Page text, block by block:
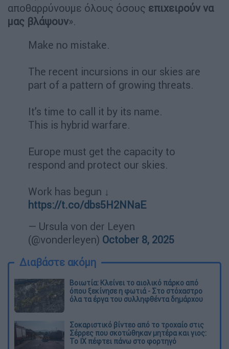
αποθαρρύνουμε όλους όσους επιχειρούν να
μας βλάψουν».
Make no mistake.
The recent incursions in our skies are
part of a pattern of growing threats.
It’s time to call it by its name.
This is hybrid warfare.
Europe must get the capacity to
respond and protect our skies.
Work has begun ↓
https://t.co/dbs5H2NNaE
— Ursula von der Leyen
(@vonderleyen) October 8, 2025
Διαβάστε ακόμη
Βοιωτία: Κλείνει το αιολικό πάρκο από
όπου ξεκίνησε η φωτιά - Στο στόχαστρο
όλα τα έργα του συλληφθέντα δημάρχου
Σοκαριστικό βίντεο από το τροχαίο στις
Σέρρες που σκοτώθηκαν μητέρα και γιος:
Το ΙΧ πέφτει πάνω στο φορτηγό